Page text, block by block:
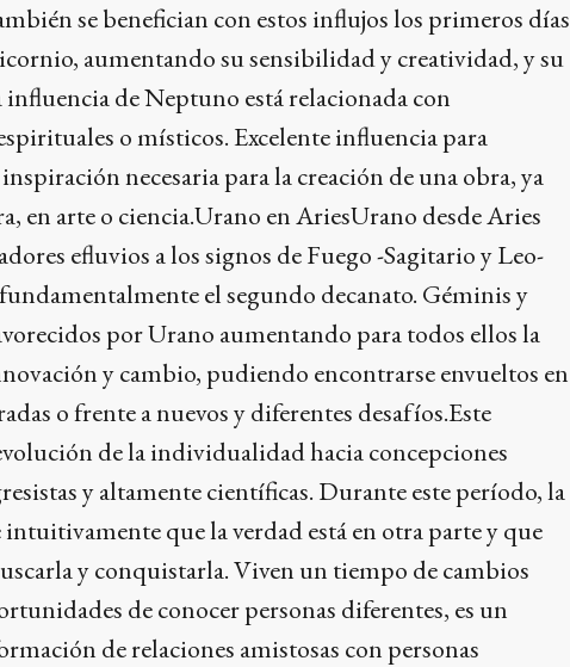
se benefician con estos influjos los primeros días
aumentando su sensibilidad y creatividad, y su
de Neptuno está relacionada con
o místicos. Excelente influencia para
necesaria para la creación de una obra, ya
en arte o ciencia.Urano en AriesUrano desde Aries
efluvios a los signos de Fuego -Sagitario y Leo-
el segundo decanato. Géminis y
por Urano aumentando para todos ellos la
y cambio, pudiendo encontrarse envueltos en
o frente a nuevos y diferentes desafíos.Este
de la individualidad hacia concepciones
y altamente científicas. Durante este período, la
que la verdad está en otra parte y que
y conquistarla. Viven un tiempo de cambios
de conocer personas diferentes, es un
de relaciones amistosas con personas